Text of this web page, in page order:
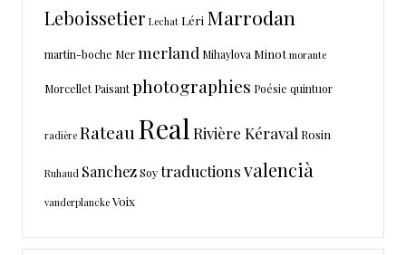
Leboissetier Lechat Léri Marrodan
martin-boche Mermerland Mihaylova Minot morante
Morcellet Paisantphotographies Poésie quintuor
radière Rateau Real Rivière Kéraval Rosin
Ruhaud SanchezSoytraductionsvalencià
vanderplancke Voix